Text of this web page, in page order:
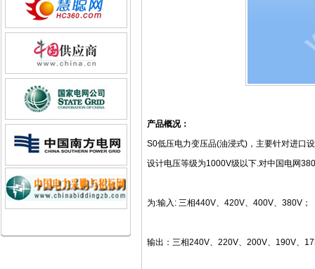
产品概况：
S0低压电力变压品(油浸式)，主要针对进口
设计电压等级为1000V级以下.对中国电网
为:输入: 三相440V、420V、400V、380V；
输出：三相240V、220V、200V、190V、